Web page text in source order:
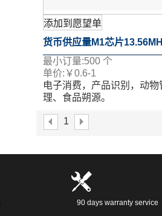
添加到愿望单
货币供应量M1芯片
RFID
最小订量:500 个
单价: ￥0.6-1
电子消费，产品识别，动物
理、食品朔源。
等多个工艺。
1
90 days warranty service